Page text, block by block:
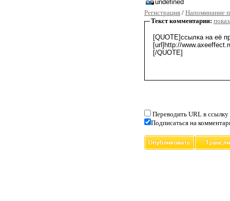
Регистрация / Напоминание
Текст комментария:
Переводить URL в ссылку
Подписаться на